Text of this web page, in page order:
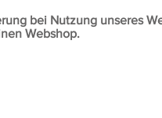
bei Nutzung unseres
Webshop.